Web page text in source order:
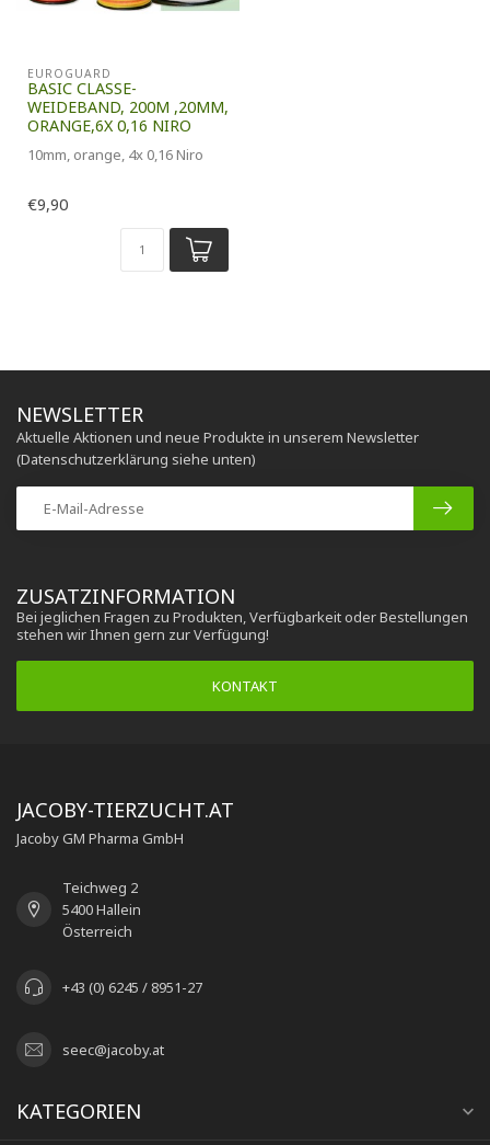
EUROGUARD
BASIC CLASSE-
WEIDEBAND, 200M ,20MM,
ORANGE,6X 0,16 NIRO
10mm, orange, 4x 0,16 Niro
€9,90
ZUSATZINFORMATION
Bei jeglichen Fragen zu Produkten, Verfügbarkeit oder Bestellungen
stehen wir Ihnen gern zur Verfügung!
KONTAKT
NEWSLETTER
Aktuelle Aktionen und neue Produkte in unserem Newsletter
(Datenschutzerklärung siehe unten)
JACOBY-TIERZUCHT.AT
Jacoby GM Pharma GmbH
Teichweg 2
5400 Hallein
Österreich
+43 (0) 6245 / 8951-27
seec@jacoby.at
KATEGORIEN